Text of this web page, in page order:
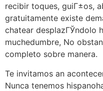
recibir toques, guiГ±os,
gratuitamente existe
chatear desplazГЎndolo
muchedumbre, No
completo sobre manera.
Te invitamos an
Nunca tenemos